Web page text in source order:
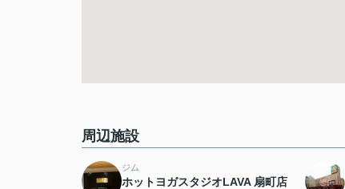
周辺施設
ジム
ホットヨガスタジオLAVA 扇町店